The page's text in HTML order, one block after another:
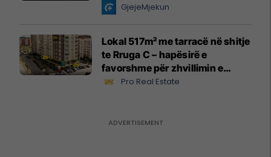
GjejeMjekun
Lokal 517m² me tarracë në shitje
te Rruga C – hapësirë e
favorshme për zhvillimin e
biznesit #15796
Pro Real Estate